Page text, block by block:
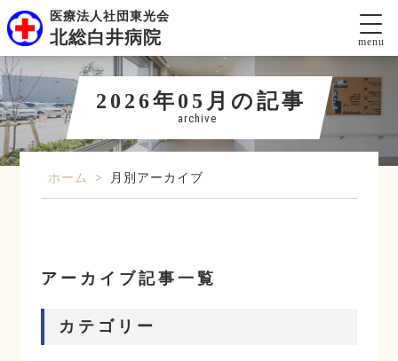
医療法人社団東光会
北総白井病院
2026年05月の記事
archive
ホーム > 月別アーカイブ
アーカイブ記事一覧
カテゴリー
menu